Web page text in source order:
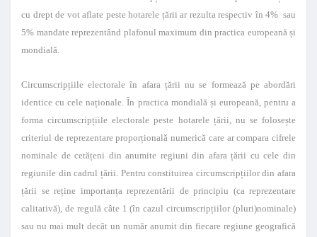
cu drept de vot aflate peste hotarele țării ar rezulta respectiv în 4% sau
5% mandate reprezentând plafonul maximum din practica europeană și
mondială.
Circumscripțiile electorale în afara țării nu se formează pe abordări
identice cu cele naționale. În practica mondială și europeană, pentru a
forma circumscripțiile electorale peste hotarele țării, nu se folosește
criteriul de reprezentare proporțională numerică care ar compara cifrele
nominale de cetățeni din anumite regiuni din afara țării cu cele din
regiunile din cadrul țării. Pentru constituirea circumscripțiilor din afara
țării se reține importanța reprezentării de principiu (ca reprezentare
calitativă), de regulă câte 1 (în cazul circumscripțiilor (pluri)nominale)
sau nu mai mult decât un număr anumit din fiecare regiune geografică